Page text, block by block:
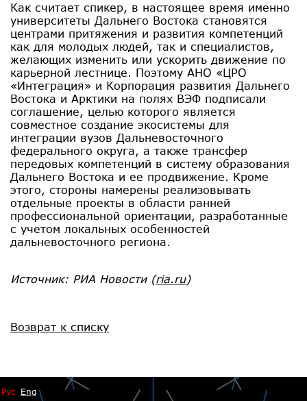
Как считает спикер, в настоящее время именно
университеты Дальнего Востока становятся
центрами притяжения и развития компетенций
как для молодых людей, так и специалистов,
желающих изменить или ускорить движение по
карьерной лестнице. Поэтому АНО «ЦРО
«Интеграция» и Корпорация развития Дальнего
Востока и Арктики на полях ВЭФ подписали
соглашение, целью которого является
совместное создание экосистемы для
интеграции вузов Дальневосточного
федерального округа, а также трансфер
передовых компетенций в систему образования
Дальнего Востока и ее продвижение. Кроме
этого, стороны намерены реализовывать
отдельные проекты в области ранней
профессиональной ориентации, разработанные
с учетом локальных особенностей
дальневосточного региона.
Источник: РИА Новости(ria.ru)
Возврат к списку
Рус Eng